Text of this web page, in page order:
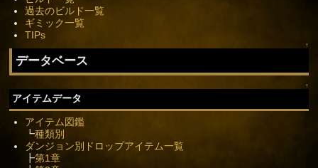
過去のビルド一覧
ギミック一覧
TIPs
↑
データベース
↑
アイテムデータ
アイテム図鑑
┗種類別
ダンジョン別ドロップアイテム一覧
┣第1章